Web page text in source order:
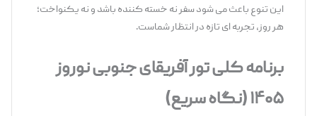
این تنوع باعث می ‌شود سفر نه خسته‌ کننده باشد و نه یکنواخت؛
هر روز، تجربه ‌ای تازه در انتظار شماست.
برنامه کلی تور آفریقای جنوبی نوروز
۱۴۰۵ (نگاه سریع)